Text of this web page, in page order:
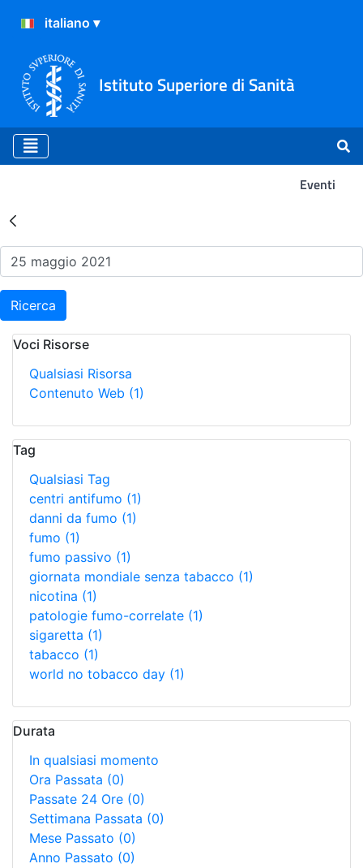
Istituto Superiore di Sanità
Eventi
Risultati della Ricerca -
Ricerca
Voci Risorse
Qualsiasi Risorsa
Contenuto Web (1)
Tag
Qualsiasi Tag
centri antifumo (1)
danni da fumo (1)
fumo (1)
fumo passivo (1)
giornata mondiale senza tabacco (1)
nicotina (1)
patologie fumo-correlate (1)
sigaretta (1)
tabacco (1)
world no tobacco day (1)
Durata
In qualsiasi momento
Ora Passata (0)
Passate 24 Ore (0)
Settimana Passata (0)
Mese Passato (0)
Anno Passato (0)